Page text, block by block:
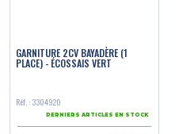
GARNITURE 2CV BAYADÈRE (1
PLACE) - ÉCOSSAIS VERT
Réf. : 3304920
DERNIERS ARTICLES EN STOCK